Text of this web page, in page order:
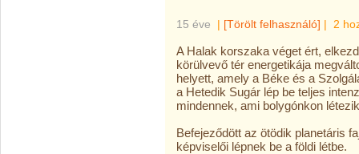
15 éve | [Törölt felhasználó] | 2
A Halak korszaka véget ért,
körülvevő tér energetikája
helyett, amely a Béke és a
a Hetedik Sugár lép be teljes
mindennek, ami bolygónkon
Befejeződött az ötödik planetáris
képviselői lépnek be a földi létbe.